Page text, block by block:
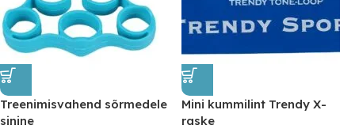
Treenimisvahend sõrmedele
sinine
Mini kummilint Trendy X-
raske